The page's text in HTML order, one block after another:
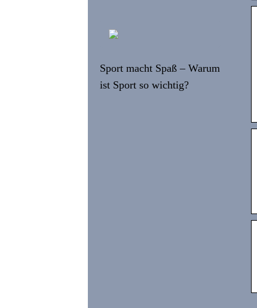
Sport macht Spaß – Warum
ist Sport so wichtig?